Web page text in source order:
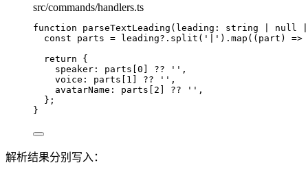
src/commands/handlers.ts
function parseTextLeading ( leading : string null
const parts = leading?. split ( ' ' ) . map ( ( part )
=>
return {
speaker: parts[0 ] ?? '' ,
voice: parts[ 1 ] ?? '' ,
avatarName: parts[ 2 ] ?? '' ,
};
}
解析结果分别写入：